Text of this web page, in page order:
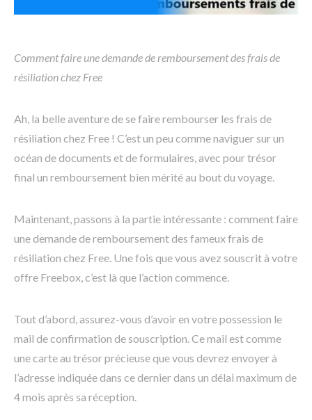
Comment faire une demande de remboursement des frais de
résiliation chez Free
Ah, la belle aventure de se faire rembourser les frais de
résiliation chez Free ! C’est un peu comme naviguer sur un
océan de documents et de formulaires, avec pour trésor
final un remboursement bien mérité au bout du voyage.
Maintenant, passons à la partie intéressante : comment faire
une demande de remboursement des fameux frais de
résiliation chez Free. Une fois que vous avez souscrit à votre
offre Freebox, c’est là que l’action commence.
Tout d’abord, assurez-vous d’avoir en votre possession le
mail de confirmation de souscription. Ce mail est comme
une carte au trésor précieuse que vous devrez envoyer à
l’adresse indiquée dans ce dernier dans un délai maximum de
4 mois après sa réception.